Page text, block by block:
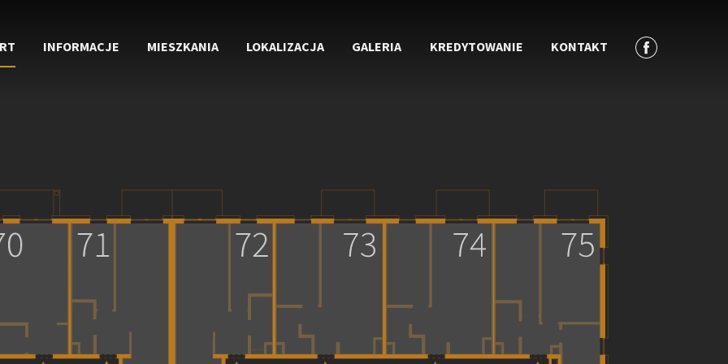
INFORMACJE MIESZKANIA LOKALIZACJA GALERIA KREDYTOWANIE KONTAKT